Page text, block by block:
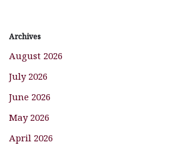
Archives
August 2026
July 2026
June 2026
May 2026
April 2026